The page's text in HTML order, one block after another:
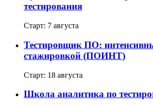
тестирования
Старт: 7 августа
Тестировщик ПО:
стажировкой (ПОИНТ)
Старт: 18 августа
Школа аналитика по